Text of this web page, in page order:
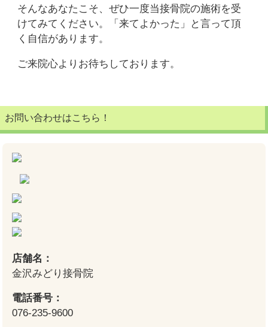
そんなあなたこそ、ぜひ一度当接骨院の施術を受
けてみてください。「来てよかった」と言って頂
く自信があります。
ご来院心よりお待ちしております。
お問い合わせはこちら！
店舗名：
金沢みどり接骨院
電話番号：
076-235-9600